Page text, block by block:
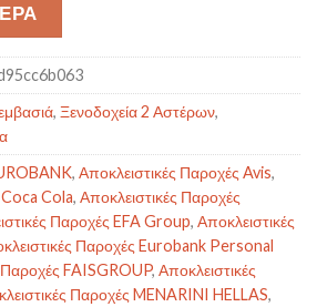
, Ξενοδοχεία 2 Αστέρων,
, Αποκλειστικές Παροχές Avis,
Coca Cola, Αποκλειστικές Παροχές
Παροχές EFA Group, Αποκλειστικές
Παροχές Eurobank Personal
Παροχές FAISGROUP, Αποκλειστικές
Παροχές MENARINI HELLAS,